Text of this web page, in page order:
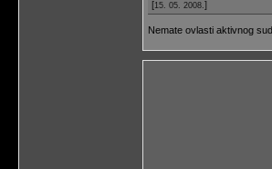
[15. 05. 2008. ]
Nemate ovlasti aktivnog